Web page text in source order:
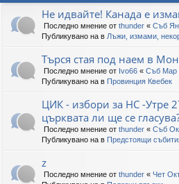
Не идвайте! Канада е
Последно мнение от thunder « Съб
Публикувано на в Лъжи, измами,
Търся стая под наем в
Последно мнение от Ivo66 « Съб Мар
Публикувано на в Провинция Квебек
ЦИК - избори за НС -Утре
църквата ли ще се
Последно мнение от thunder « Съб
Публикувано на в Предстоящи
z
Последно мнение от thunder « Чет